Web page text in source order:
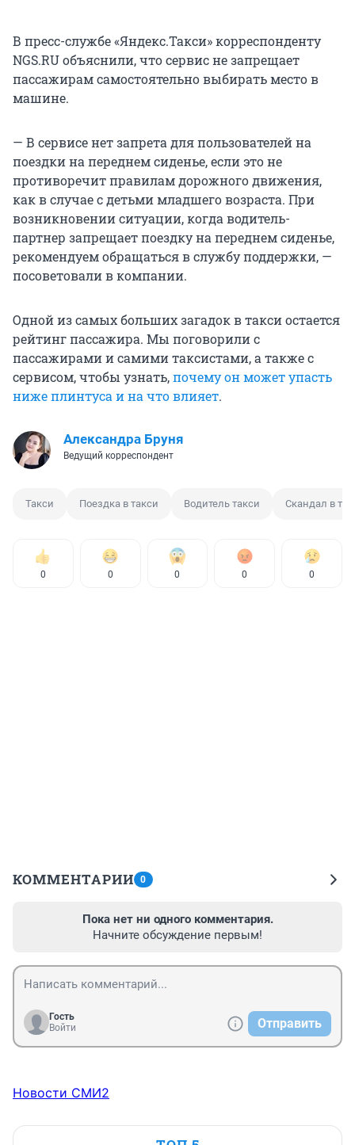
В пресс-службе «Яндекс.Такси» корреспонденту
NGS.RU объяснили, что сервис не запрещает
пассажирам самостоятельно выбирать место в
машине.
— В сервисе нет запрета для пользователей на
поездки на переднем сиденье, если это не
противоречит правилам дорожного движения,
как в случае с детьми младшего возраста. При
возникновении ситуации, когда водитель-
партнер запрещает поездку на переднем сиденье,
рекомендуем обращаться в службу поддержки, —
посоветовали в компании.
Одной из самых больших загадок в такси остается
рейтинг пассажира. Мы поговорили с
пассажирами и самими таксистами, а также с
сервисом, чтобы узнать,почему он может упасть
ниже плинтуса и на что влияет.
Александра Бруня
Ведущий корреспондент
Такси Поездка в такси Водитель такси Скандал в
0 0 0 0 0
КОММЕНТАРИИ 0
Пока нет ни одного комментария.
Начните обсуждение первым!
Гость
Войти
Отправить
Новости СМИ2